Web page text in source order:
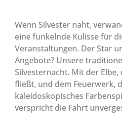
Wenn Silvester naht,
eine funkelnde Kulisse für
Veranstaltungen. Der Star
Angebote? Unsere
Silvesternacht. Mit der
fließt, und dem Feuerwerk,
kaleidoskopisches
verspricht die Fahrt